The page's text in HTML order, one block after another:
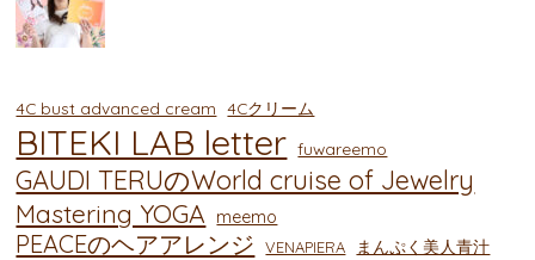
4C bust advanced cream 4Cクリーム
BITEKI LAB letter fuwareemo
GAUDI TERUのWorld cruise of Jewelry
Mastering YOGA meemo
PEACEのヘアアレンジ VENAPIERA まんぷく美人青汁